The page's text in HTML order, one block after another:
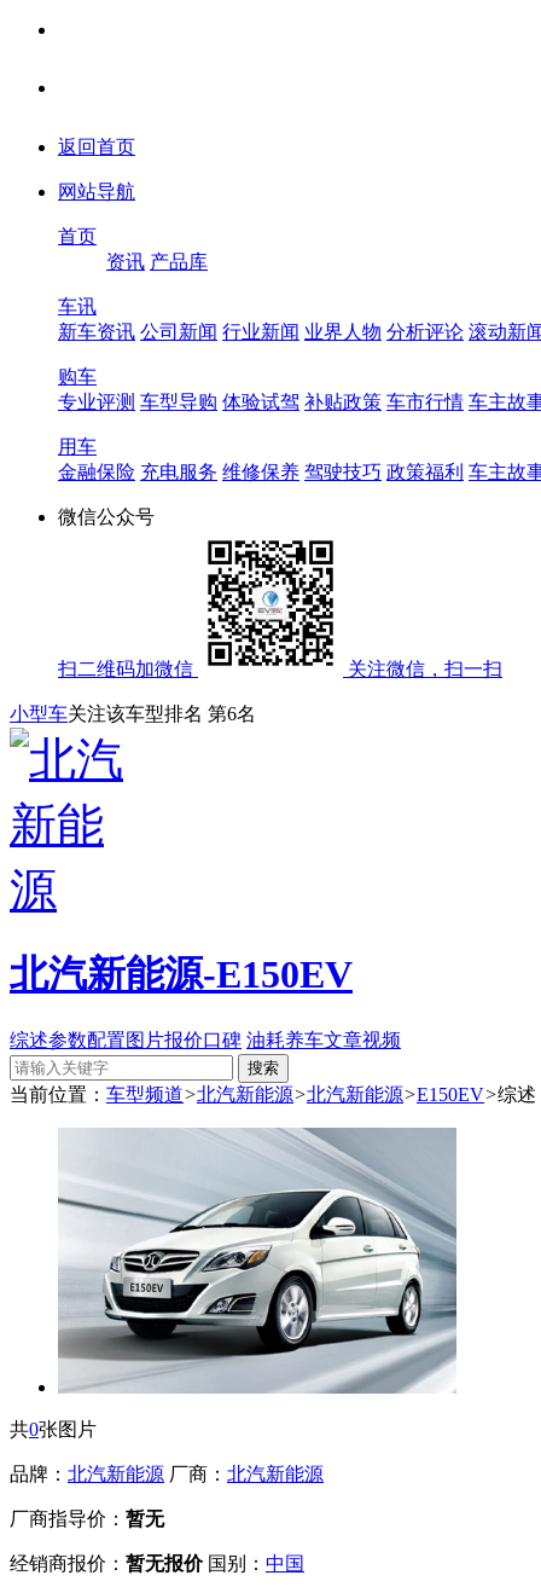
返回首页
网站导航
首页
资讯 产品库
车讯
新车资讯 公司新闻 行业新闻 业界人物 分析评论 滚动新
购车
专业评测 车型导购 体验试驾 补贴政策 车市行情 车主故
用车
金融保险 充电服务 维修保养 驾驶技巧 政策福利 车主故
微信公众号
扫二维码加微信 关注微信，扫一扫
小型车关注该车型排名 第6名
北汽新能源-E150EV
综述参数配置图片报价口碑 油耗养车文章视频
当前位置： 车型频道>北汽新能源>北汽新能源>E150EV>综述
共0张图片
品牌： 北汽新能源 厂商： 北汽新能源
厂商指导价： 暂无
经销商报价： 暂无报价 国别： 中国